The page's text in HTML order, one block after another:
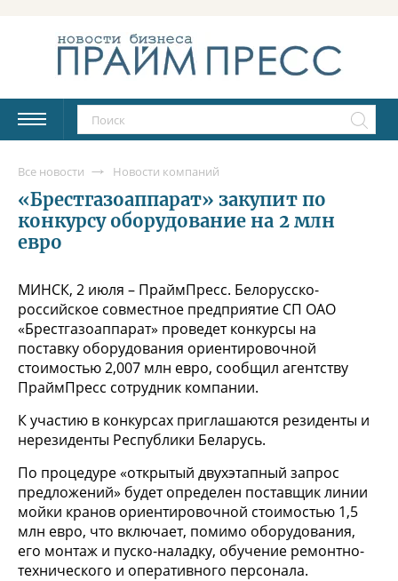
Все новости Новости компаний
«Брестгазоаппарат» закупит по
конкурсу оборудование на 2 млн
евро
МИНСК, 2 июля – ПраймПресс. Белорусско-
российское совместное предприятие СП ОАО
«Брестгазоаппарат» проведет конкурсы на
поставку оборудования ориентировочной
стоимостью 2,007 млн евро, сообщил агентству
ПраймПресс сотрудник компании.
К участию в конкурсах приглашаются резиденты и
нерезиденты Республики Беларусь.
По процедуре «открытый двухэтапный запрос
предложений» будет определен поставщик линии
мойки кранов ориентировочной стоимостью 1,5
млн евро, что включает, помимо оборудования,
его монтаж и пуско-наладку, обучение ремонтно-
технического и оперативного персонала.